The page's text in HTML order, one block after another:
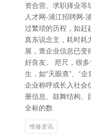
资合营、求职择业等
人才网-浦江招聘网-
过繁琐的历程，如赶
真东说念主，耗时耗
展，查企业信息已变
好良友。 咫尺，很
生，如“天眼查”、“
企业称呼或长入社会
册信息、鼓舞结构、
全标的数
维修资讯